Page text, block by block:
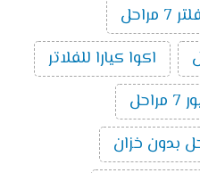
اكوا كيارا للفلاتر
بدون خزان